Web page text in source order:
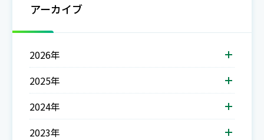
アーカイブ
2026年
2025年
2024年
2023年